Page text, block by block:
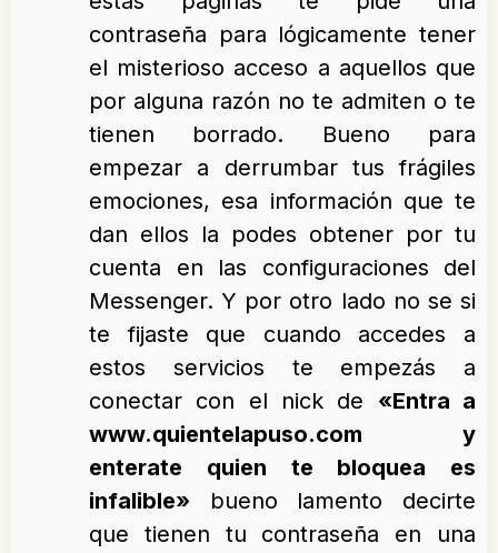
contraseña para lógicamente tener
el misterioso acceso a aquellos que
por alguna razón no te admiten o te
tienen borrado. Bueno para
empezar a derrumbar tus frágiles
emociones, esa información que te
dan ellos la podes obtener por tu
cuenta en las configuraciones del
Messenger. Y por otro lado no se si
te fijaste que cuando accedes a
estos servicios te empezás a
conectar con el nick de «Entra a
www.quientelapuso.com y
enterate quien te bloquea es
infalible» bueno lamento decirte
que tienen tu contraseña en una